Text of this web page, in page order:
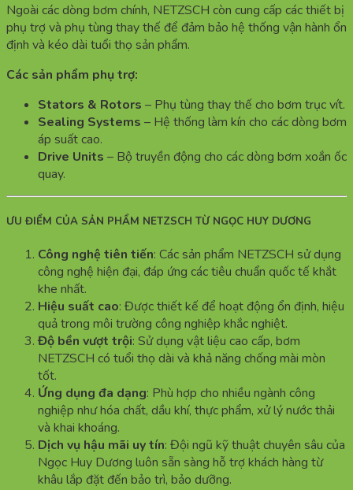
Ngoài các dòng bơm chính, NETZSCH còn cung cấp các thiết bị
phụ trợ và phụ tùng thay thế để đảm bảo hệ thống vận hành ổn
định và kéo dài tuổi thọ sản phẩm.
Các sản phẩm phụ trợ:
Stators & Rotors – Phụ tùng thay thế cho bơm trục vít.
Sealing Systems – Hệ thống làm kín cho các dòng bơm
áp suất cao.
Drive Units – Bộ truyền động cho các dòng bơm xoắn ốc
quay.
ƯU ĐIỂM CỦA SẢN PHẨM NETZSCH TỪ NGỌC HUY DƯƠNG
Công nghệ tiên tiến: Các sản phẩm NETZSCH sử dụng
công nghệ hiện đại, đáp ứng các tiêu chuẩn quốc tế khắt
khe nhất.
Hiệu suất cao: Được thiết kế để hoạt động ổn định, hiệu
quả trong môi trường công nghiệp khắc nghiệt.
Độ bền vượt trội: Sử dụng vật liệu cao cấp, bơm
NETZSCH có tuổi thọ dài và khả năng chống mài mòn
tốt.
Ứng dụng đa dạng: Phù hợp cho nhiều ngành công
nghiệp như hóa chất, dầu khí, thực phẩm, xử lý nước thải
và khai khoáng.
Dịch vụ hậu mãi uy tín: Đội ngũ kỹ thuật chuyên sâu của
Ngọc Huy Dương luôn sẵn sàng hỗ trợ khách hàng từ
khâu lắp đặt đến bảo trì, bảo dưỡng.